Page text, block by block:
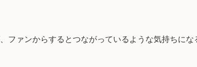
ファンからするとつながっているような気持ちにな